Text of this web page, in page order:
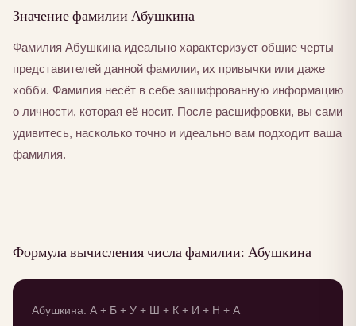
Значение фамилии Абушкина
Фамилия Абушкина идеально характеризует общие черты
представителей данной фамилии, их привычки или даже
хобби. Фамилия несёт в себе зашифрованную информацию
о личности, которая её носит. После расшифровки, вы сами
удивитесь, насколько точно и идеально вам подходит ваша
фамилия.
Формула вычисления числа фамилии: Абушкина
Абушкина: А + Б + У + Ш + К + И + Н + А